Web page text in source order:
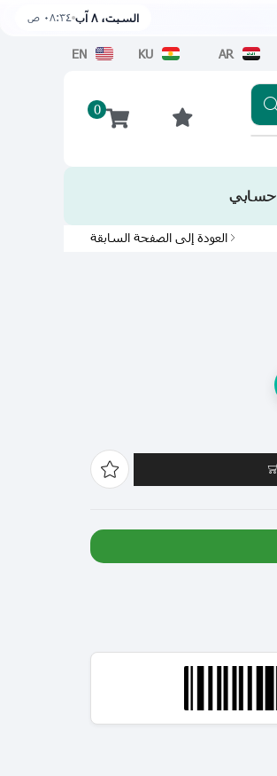
السبت، ٨ آب ٠٨:٣٤ ص
AR
KU
EN
0
تطبيقنا متوفر الآن على متجر أبل اضغط
حسابي
العودة إلى الصفحة السابقة